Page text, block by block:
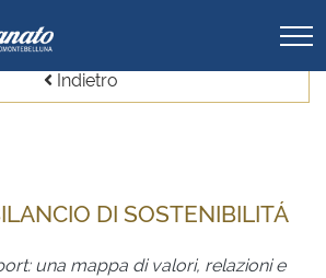
Indietro
DI SOSTENIBILITÁ
una mappa di valori, relazioni e